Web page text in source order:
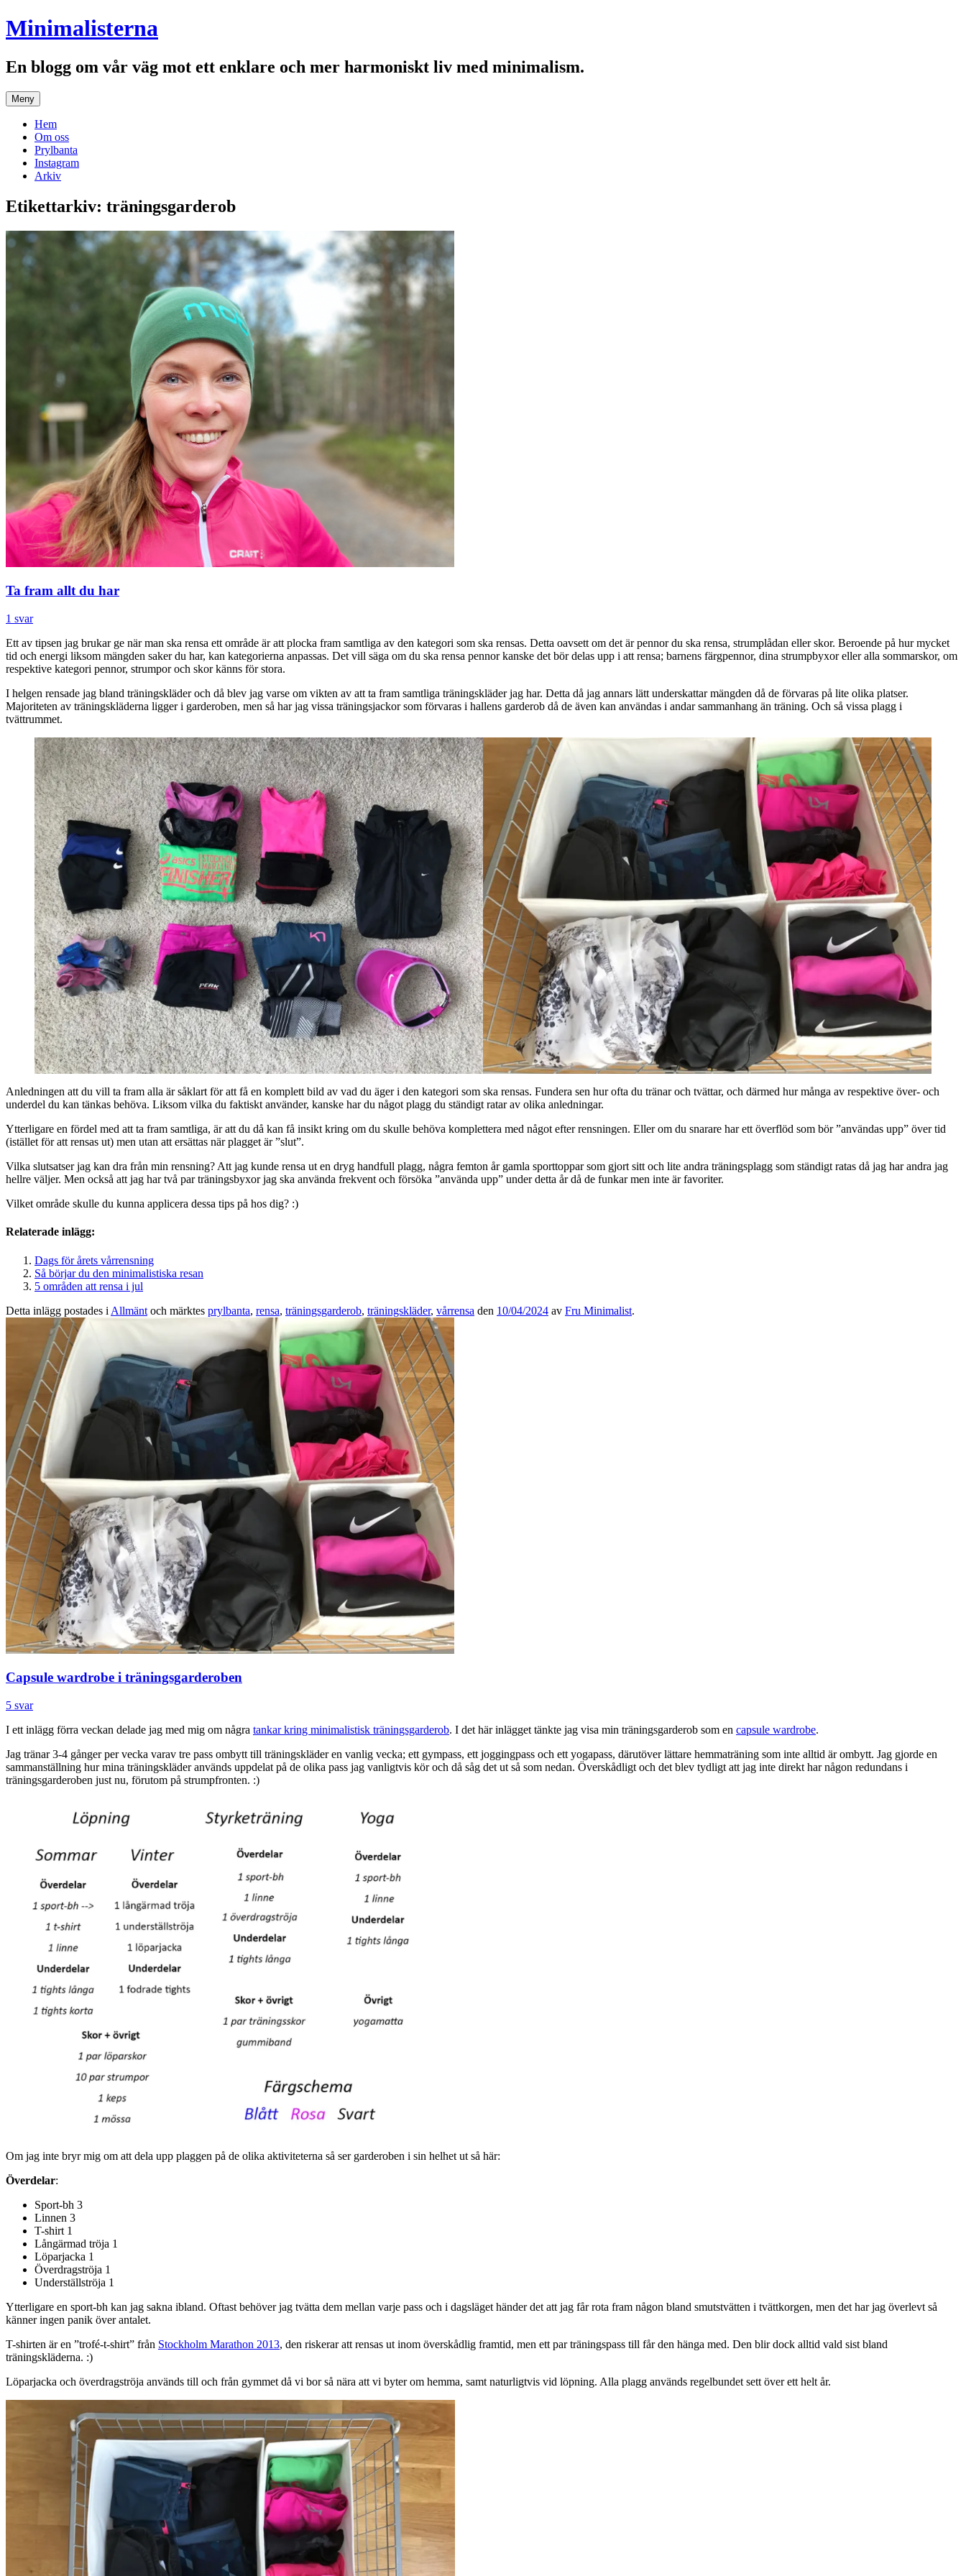
Hoppa
till
Minimalisterna
En blogg om vår väg mot ett enklare och mer harmoniskt liv med minimalism.
Meny
Hem
Om oss
Prylbanta
Instagram
Arkiv
Etikettarkiv: träningsgarderob
Ta fram allt du har
1 svar
Ett av tipsen jag brukar ge när man ska rensa ett område är att plocka fram samtliga av den kategori som ska rensas. Detta oavsett om det är pennor du ska rensa, strumplådan eller skor. Beroende på hur mycket
tid och energi liksom mängden saker du har, kan kategorierna anpassas. Det vill säga om du ska rensa pennor kanske det bör delas upp i att rensa; barnens färgpennor, dina strumpbyxor eller alla sommarskor, om
respektive kategori pennor, strumpor och skor känns för stora.
I helgen rensade jag bland träningskläder och då blev jag varse om vikten av att ta fram samtliga träningskläder jag har. Detta då jag annars lätt underskattar mängden då de förvaras på lite olika platser.
Majoriteten av träningskläderna ligger i garderoben, men så har jag vissa träningsjackor som förvaras i hallens garderob då de även kan användas i andar sammanhang än träning. Och så vissa plagg i
tvättrummet.
Anledningen att du vill ta fram alla är såklart för att få en komplett bild av vad du äger i den kategori som ska rensas. Fundera sen hur ofta du tränar och tvättar, och därmed hur många av respektive över- och
underdel du kan tänkas behöva. Liksom vilka du faktiskt använder, kanske har du något plagg du ständigt ratar av olika anledningar.
Ytterligare en fördel med att ta fram samtliga, är att du då kan få insikt kring om du skulle behöva komplettera med något efter rensningen. Eller om du snarare har ett överflöd som bör ”användas upp” över tid
(istället för att rensas ut) men utan att ersättas när plagget är ”slut”.
Vilka slutsatser jag kan dra från min rensning? Att jag kunde rensa ut en dryg handfull plagg, några femton år gamla sporttoppar som gjort sitt och lite andra träningsplagg som ständigt ratas då jag har andra jag
hellre väljer. Men också att jag har två par träningsbyxor jag ska använda frekvent och försöka ”använda upp” under detta år då de funkar men inte är favoriter.
Vilket område skulle du kunna applicera dessa tips på hos dig? :)
Relaterade inlägg:
Dags för årets vårrensning
Så börjar du den minimalistiska resan
5 områden att rensa i jul
Detta inlägg postades i Allmänt och märktes prylbanta, rensa, träningsgarderob, träningskläder, vårrensa den 10/04/2024 av Fru Minimalist.
Capsule wardrobe i träningsgarderoben
5 svar
I ett inlägg förra veckan delade jag med mig om några tankar kring minimalistisk träningsgarderob. I det här inlägget tänkte jag visa min träningsgarderob som en capsule wardrobe.
Jag tränar 3-4 gånger per vecka varav tre pass ombytt till träningskläder en vanlig vecka; ett gympass, ett joggingpass och ett yogapass, därutöver lättare hemmaträning som inte alltid är ombytt. Jag gjorde en
sammanställning hur mina träningskläder används uppdelat på de olika pass jag vanligtvis kör och då såg det ut så som nedan. Överskådligt och det blev tydligt att jag inte direkt har någon redundans i
träningsgarderoben just nu, förutom på strumpfronten. :)
Om jag inte bryr mig om att dela upp plaggen på de olika aktiviteterna så ser garderoben i sin helhet ut så här:
Överdelar:
Sport-bh 3
Linnen 3
T-shirt 1
Långärmad tröja 1
Löparjacka 1
Överdragströja 1
Underställströja 1
Ytterligare en sport-bh kan jag sakna ibland. Oftast behöver jag tvätta dem mellan varje pass och i dagsläget händer det att jag får rota fram någon bland smutstvätten i tvättkorgen, men det har jag överlevt så
känner ingen panik över antalet.
T-shirten är en ”trofé-t-shirt” från Stockholm Marathon 2013, den riskerar att rensas ut inom överskådlig framtid, men ett par träningspass till får den hänga med. Den blir dock alltid vald sist bland
träningskläderna. :)
Löparjacka och överdragströja används till och från gymmet då vi bor så nära att vi byter om hemma, samt naturligtvis vid löpning. Alla plagg används regelbundet sett över ett helt år.